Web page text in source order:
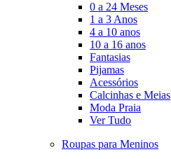
0 a 24 Meses
1 a 3 Anos
4 a 10 anos
10 a 16 anos
Fantasias
Pijamas
Acessórios
Calcinhas e Meias
Moda Praia
Ver Tudo
Roupas para Meninos